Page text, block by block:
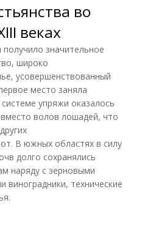
во
веках
значительное
широко
усовершенствованный
место заняла
упряжи оказалось
волов лошадей, что
В южных областях в силу
долго сохранялись
наряду с зерновыми
технические